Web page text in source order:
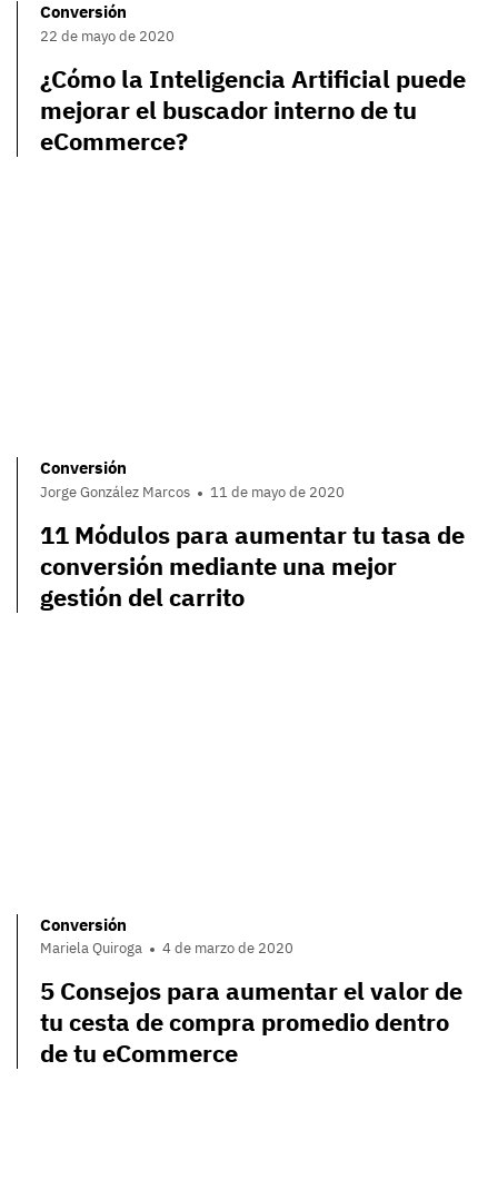
Conversión
22 de mayo de 2020
¿Cómo la Inteligencia Artificial puede
mejorar el buscador interno de tu
eCommerce?
Conversión
Jorge González Marcos 11 de mayo de 2020
11 Módulos para aumentar tu tasa de
conversión mediante una mejor
gestión del carrito
Conversión
Mariela Quiroga 4 de marzo de 2020
5 Consejos para aumentar el valor de
tu cesta de compra promedio dentro
de tu eCommerce